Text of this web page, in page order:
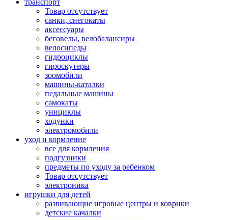
транспорт
Товар отсутствует
санки, снегокаты
аксессуары
беговелы, велобалансиры
велосипеды
гидроциклы
гироскутеры
зоомобили
машины-каталки
педальные машины
самокаты
унициклы
ходунки
электромобили
уход и кормление
все для кормления
подгузники
предметы по уходу за ребенком
Товар отсутствует
электроника
игрушки для детей
развивающие игровые центры и коврики
детские качалки